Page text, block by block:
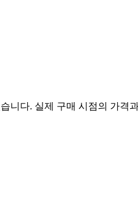
니다. 실제 구매 시점의 가격